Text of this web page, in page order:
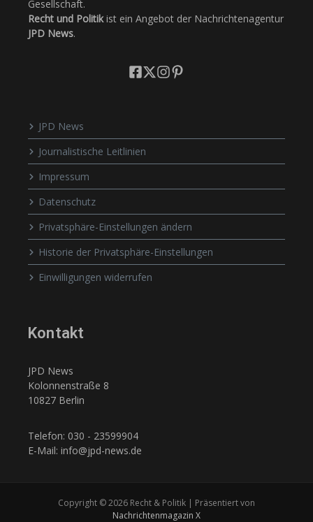
Gesellschaft.
Recht und Politikist ein Angebot der Nachrichtenagentur
JPD News.
JPD News
Journalistische Leitlinien
Impressum
Datenschutz
Privatsphäre-Einstellungen ändern
Historie der Privatsphäre-Einstellungen
Einwilligungen widerrufen
Kontakt
JPD News
Kolonnenstraße 8
10827 Berlin
Telefon: 030 - 23599904
E-Mail: info@jpd-news.de
Copyright © 2026 Recht & Politik | Präsentiert von
Nachrichtenmagazin X